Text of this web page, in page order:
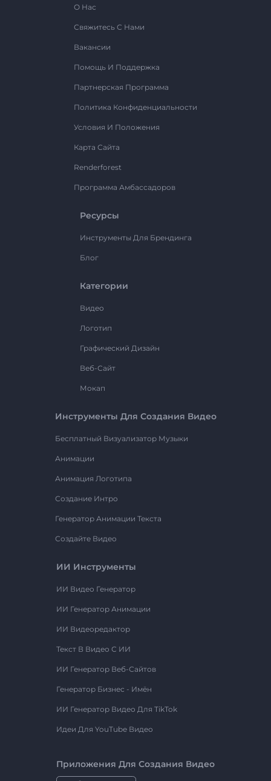
О Нас
Свяжитесь С Нами
Вакансии
Помощь И Поддержка
Партнерская Программа
Политика Конфиденциальности
Условия И Положения
Карта Сайта
Renderforest
Программа Амбассадоров
Ресурсы
Инструменты Для Брендинга
Блог
Категории
Видео
Логотип
Графический Дизайн
Веб-Сайт
Мокап
Инструменты Для Создания Видео
Бесплатный Визуализатор Музыки
Анимации
Анимация Логотипа
Создание Интро
Генератор Анимации Текста
Создайте Видео
ИИ Инструменты
ИИ Видео Генератор
ИИ Генератор Анимации
ИИ Видеоредактор
Текст В Видео С ИИ
ИИ Генератор Веб-Сайтов
Генератор Бизнес - Имён
ИИ Генератор Видео Для TikTok
Идеи Для YouTube Видео
Приложения Для Создания Видео